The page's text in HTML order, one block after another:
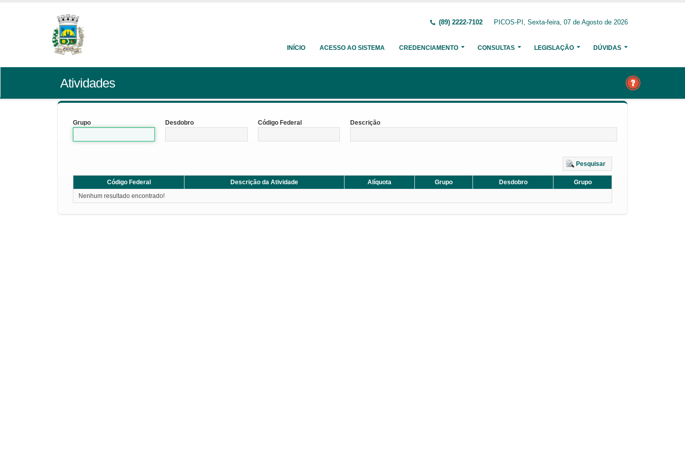
(89) 2222-7102 PICOS-PI, Sexta-feira, 07 de Agosto de 2026
INÍCIO ACESSO AO SISTEMA CREDENCIAMENTO CONSULTAS LEGISLAÇÃO DÚVIDAS
Atividades
Grupo Desdobro Código Federal Descrição
Pesquisar
Código Federal Descrição da Atividade Alíquota Grupo Desdobro
Grupo
Nenhum resultado encontrado!